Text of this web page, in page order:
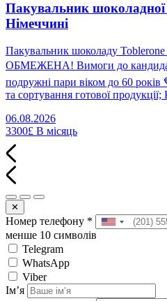
Пакувальник шоколадної
Німеччині
Пакувальник шоколаду
ОБМЕЖЕНА! Вимоги до
подружні пари віком до 60
та сортування готової продукції;
06.08.2026
3300£ В місяць
✕
Номер телефону *
менше 10 символів
Telegram
WhatsApp
Viber
Імʼя